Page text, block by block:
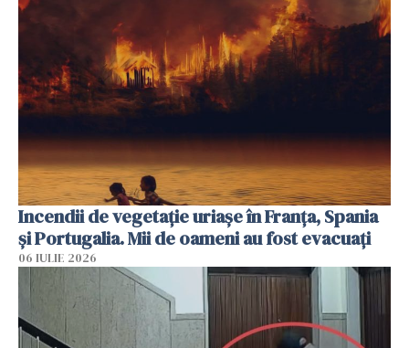
Incendii de vegetație uriașe în Franța, Spania
și Portugalia. Mii de oameni au fost evacuați
06 IULIE 2026